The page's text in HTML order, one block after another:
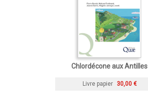
Chlordécone aux Antilles
Livre papier 30,00 €